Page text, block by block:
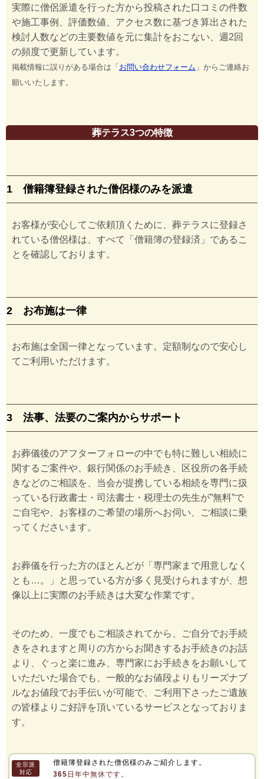
実際に僧侶派遣を行った方から投稿された口コミの件数
や施工事例、評価数値、アクセス数に基づき算出された
検討人数などの主要数値を元に集計をおこない、週2回
の頻度で更新しています。
掲載情報に誤りがある場合は「お問い合わせフォーム 」からご連絡お
願いいたします。
葬テラス3つの特徴
1 僧籍簿登録された僧侶様のみを派遣
お客様が安心してご依頼頂くために、葬テラスに登録さ
れている僧侶様は、すべて「僧籍簿の登録済」であるこ
とを確認しております。
2 お布施は一律
お布施は全国一律となっています。定額制なので安心し
てご利用いただけます。
3 法事、法要のご案内からサポート
お葬儀後のアフターフォローの中でも特に難しい相続に
関するご案件や、銀行関係のお手続き、区役所の各手続
きなどのご相談を、当会が提携している相続を専門に扱
っている行政書士・司法書士・税理士の先生が”無料”で
ご自宅や、お客様のご希望の場所へお伺い、ご相談に乗
ってくださいます。
お葬儀を行った方のほとんどが「専門家まで用意しなく
とも…。」と思っている方が多く見受けられますが、想
像以上に実際のお手続きは大変な作業です。
そのため、一度でもご相談されてから、ご自分でお手続
きをされますと周りの方からお聞きするお手続きのお話
より、ぐっと楽に進み、専門家にお手続きをお願いして
いただいた場合でも、一般的なお値段よりもリーズナブ
ルなお値段でお手伝いが可能で、ご利用下さったご遺族
の皆様よりご好評を頂いているサービスとなっておりま
す。
全宗派
対応
僧籍簿登録された僧侶様のみご紹介します。
365日年中無休です。